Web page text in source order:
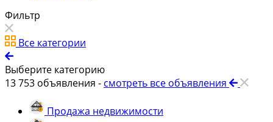
Фильтр
Все категории
Выберите категорию
13 753 объявления - смотреть все объявления
Продажа недвижимости